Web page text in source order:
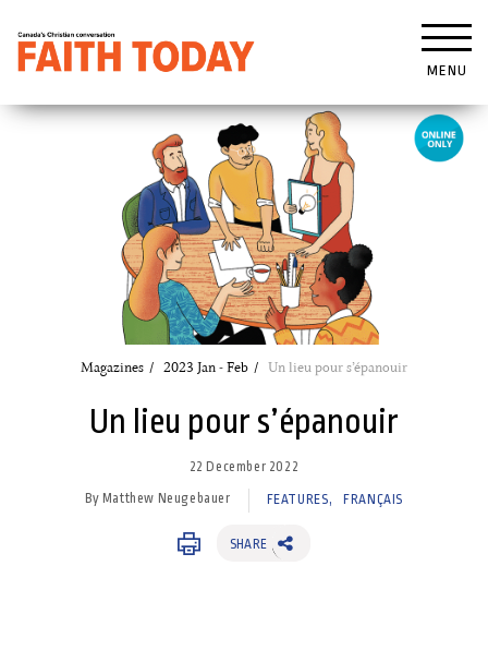
MENU
Magazines 2023 Jan - Feb Un lieu pour s’épanouir
Un lieu pour s’épanouir
22 December 2022
By Matthew Neugebauer FEATURES FRANÇAIS
SHARE